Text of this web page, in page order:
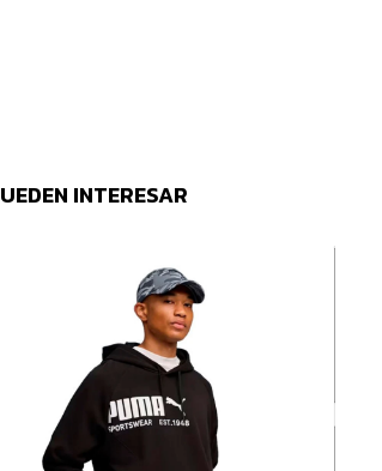
INTERESAR